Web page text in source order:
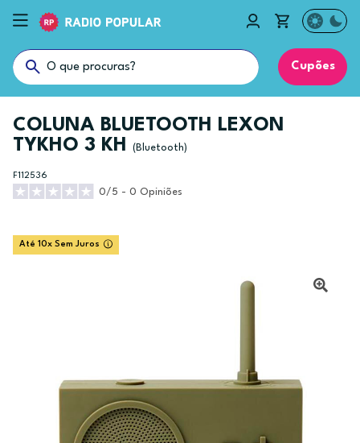
Cupões
COLUNA BLUETOOTH LEXON
TYKHO 3 KH
(Bluetooth)
F112536
0/5 - 0 Opiniões
Até 10x Sem Juros